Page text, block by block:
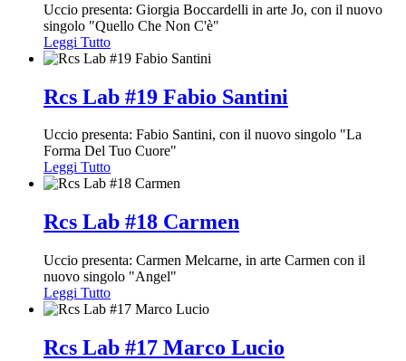
Uccio presenta: Giorgia Boccardelli in arte Jo, con il nuovo
singolo "Quello Che Non C'è"
Leggi Tutto
Rcs Lab #19 Fabio Santini
Uccio presenta: Fabio Santini, con il nuovo singolo "La
Forma Del Tuo Cuore"
Leggi Tutto
Rcs Lab #18 Carmen
Uccio presenta: Carmen Melcarne, in arte Carmen con il
nuovo singolo "Angel"
Leggi Tutto
Rcs Lab #17 Marco Lucio